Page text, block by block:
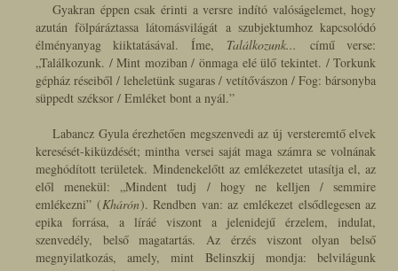
Gyakran éppen csak érinti a versre indító valóságelemet, hogy
azután fölpáráztassa látomásvilágát a szubjektumhoz kapcsolódó
élményanyag kiiktatásával. Íme, Találkozunk...
című verse:
„Találkozunk. / Mint moziban / önmaga elé ülő tekintet. / Torkunk
gépház réseiből / leheletünk sugaras / vetítővászon / Fog: bársonyba
süppedt széksor / Emléket bont a nyál.”
Labancz Gyula érezhetően megszenvedi az új versteremtő elvek
keresését-kiküzdését; mintha versei saját maga számra se volnának
meghódított területek. Mindenekelőtt az emlékezetet utasítja el, az
elől menekül:„Mindent tudj / hogy ne kelljen / semmire
emlékezni” (Khárón). Rendben van: az emlékezet elsődlegesen az
epika forrása, a líráé viszont a jelenidejű érzelem, indulat,
szenvedély, belső magatartás. Az érzés viszont olyan belső
megnyilatkozás, amely, mint Belinszkij mondja: belvilágunk